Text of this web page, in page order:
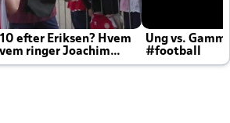
efter Eriksen? Hvem
ringer Joachim
Ung vs.
#football